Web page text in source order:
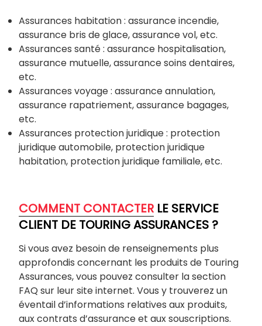
Assurances habitation : assurance incendie,
assurance bris de glace, assurance vol, etc.
Assurances santé : assurance hospitalisation,
assurance mutuelle, assurance soins dentaires,
etc.
Assurances voyage : assurance annulation,
assurance rapatriement, assurance bagages,
etc.
Assurances protection juridique : protection
juridique automobile, protection juridique
habitation, protection juridique familiale, etc.
COMMENT CONTACTER LE SERVICE
CLIENT DE TOURING ASSURANCES ?
Si vous avez besoin de renseignements plus
approfondis concernant les produits de Touring
Assurances, vous pouvez consulter la section
FAQ sur leur site internet. Vous y trouverez un
éventail d’informations relatives aux produits,
aux contrats d’assurance et aux souscriptions.